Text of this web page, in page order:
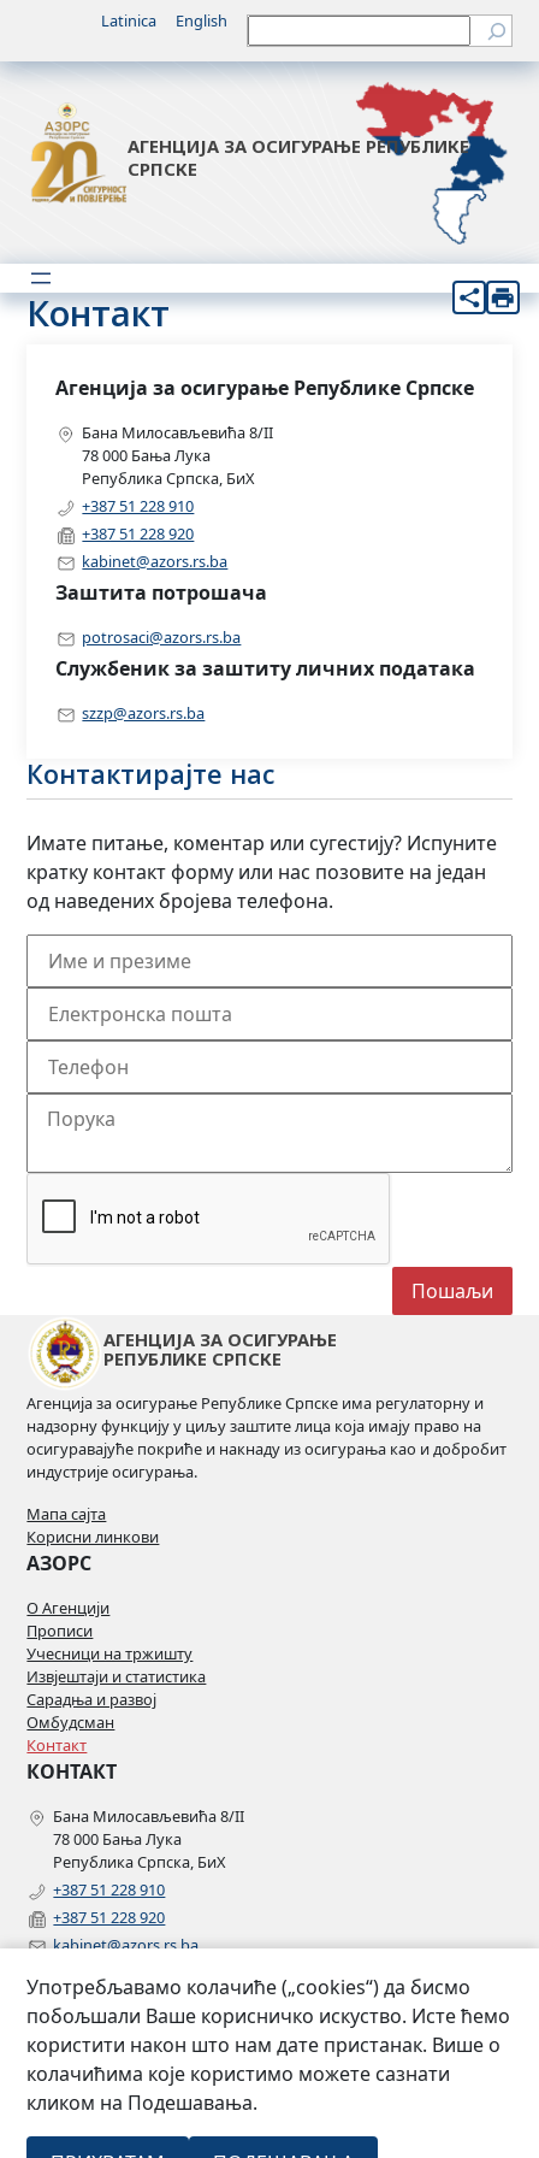
Latinica English Претрага
АГЕНЦИЈА ЗА ОСИГУРАЊЕ РЕПУБЛИКЕ
СРПСКЕ
Контакт
Агенција за осигурање Републике Српске
Бана Милосављевића 8/II
78 000 Бања Лука
Република Српска, БиХ
+387 51 228 910
+387 51 228 920
kabinet@azors.rs.ba
Заштита потрошача
potrosaci@azors.rs.ba
Службеник за заштиту личних података
szzp@azors.rs.ba
Контактирајте нас
Имате питање, коментар или сугестију? Испуните
кратку контакт форму или нас позовите на један
од наведених бројева телефона.
АГЕНЦИЈА ЗА ОСИГУРАЊЕ
РЕПУБЛИКЕ СРПСКЕ
Агенција за осигурање Републике Српске има регулаторну и
надзорну функцију у циљу заштите лица која имају право на
осигуравајуће покриће и накнаду из осигурања као и добробит
индустрије осигурања.
Мапа сајта
Корисни линкови
АЗОРС
О Агенцији
Прописи
Учесници на тржишту
Извјештаји и статистика
Сарадња и развој
Омбудсман
Контакт
КОНТАКТ
Бана Милосављевића 8/II
78 000 Бања Лука
Република Српска, БиХ
+387 51 228 910
+387 51 228 920
kabinet@azors.rs.ba
szzp@azors.rs.ba
ПРАТИТЕ НАС
Facebook
Instagram
Linkedin
Употребљавамо колачиће („cookies“) да бисмо
побољшали Ваше корисничко искуство. Исте ћемо
користити након што нам дате пристанак. Више о
колачићима које користимо можете сазнати
кликом на Подешавања.